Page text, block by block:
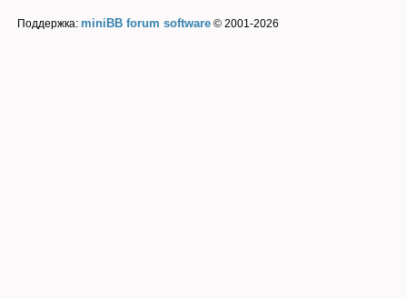
Поддержка: miniBB forum software © 2001-2026